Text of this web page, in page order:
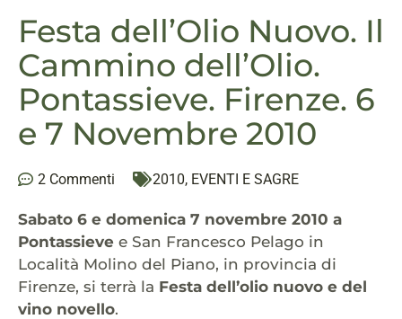
Festa dell’Olio Nuovo. Il
Cammino dell’Olio.
Pontassieve. Firenze. 6
e 7 Novembre 2010
2 Commenti 2010, EVENTI E SAGRE
Sabato 6 e domenica 7 novembre 2010 a
Pontassieve e San Francesco Pelago in
Località Molino del Piano, in provincia di
Firenze, si terrà la Festa dell’olio nuovo e del
vino novello.